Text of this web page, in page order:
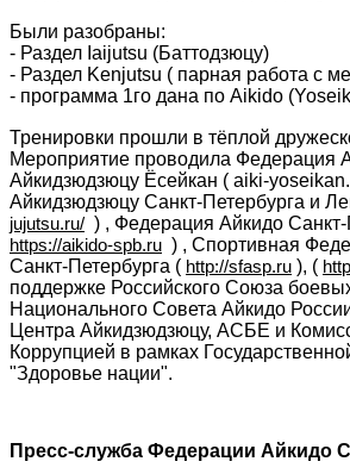
Были разобраны:
- Раздел Iaijutsu (Баттодзюцу)
- Раздел Kenjutsu ( парная работа с
- программа 1го дана по Aikido
Тренировки прошли в тёплой
Мероприятие проводила Федерация
Айкидзюдзюцу Ёсейкан ( aiki-
Айкидзюдзюцу Санкт-Петербурга и
jujutsu.ru/
https://aikido-spb.ru ) , Спортивная
Санкт-Петербурга ( http://sfasp.ru ), (
поддержке Российского Союза
Национального Совета Айкидо
Центра Айкидзюдзюцу, АСБЕ и
Коррупцией в рамках
"Здоровье нации".
Пресс-служба Федерации Айкидо